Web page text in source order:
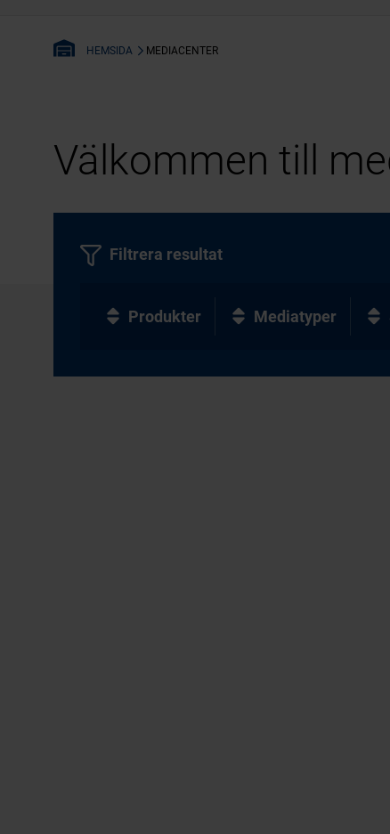
HEMSIDA MEDIACENTER
Välkommen till
Filtrera resultat
Produkter Mediatyper